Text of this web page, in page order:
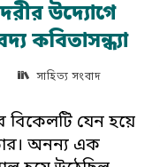
উদ্যোগে
কবিতাসন্ধ্যা
সাহিত্য সংবাদ
যেন হয়ে
অনন্য এক